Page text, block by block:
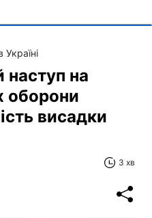
Україні
на
оборони
висадки
3 хв